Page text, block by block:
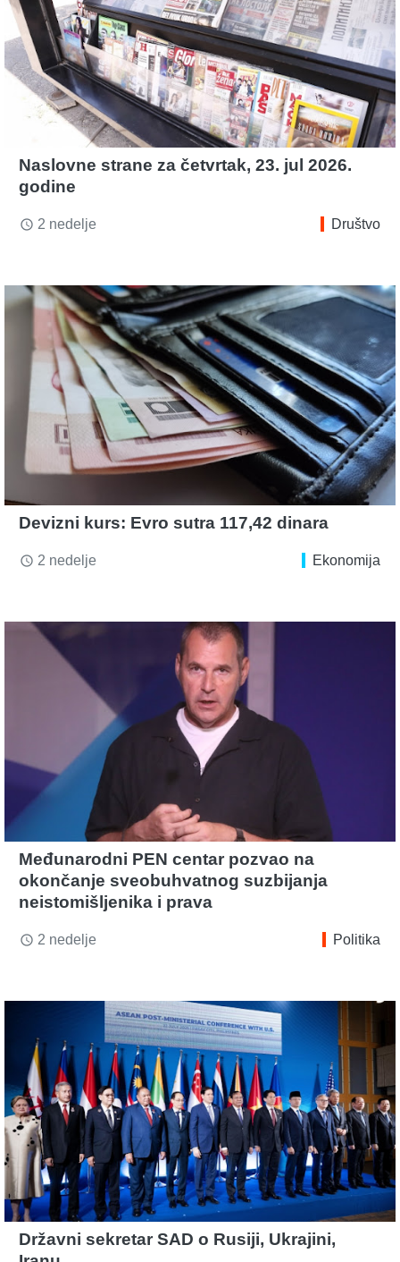
Naslovne strane za četvrtak, 23. jul 2026.
godine
access_time 2 nedelje Društvo
Devizni kurs: Evro sutra 117,42 dinara
access_time 2 nedelje Ekonomija
Međunarodni PEN centar pozvao na
okončanje sveobuhvatnog suzbijanja
neistomišljenika i prava
access_time 2 nedelje Politika
Državni sekretar SAD o Rusiji, Ukrajini,